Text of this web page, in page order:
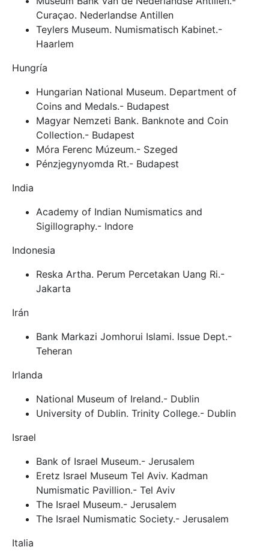
Curaçao. Nederlandse Antillen
Teylers Museum. Numismatisch Kabinet.-
Haarlem
Hungría
Hungarian National Museum. Department of
Coins and Medals.- Budapest
Magyar Nemzeti Bank. Banknote and Coin
Collection.- Budapest
Móra Ferenc Múzeum.- Szeged
Pénzjegynyomda Rt.- Budapest
India
Academy of Indian Numismatics and
Sigillography.- Indore
Indonesia
Reska Artha. Perum Percetakan Uang Ri.-
Jakarta
Irán
Bank Markazi Jomhorui Islami. Issue Dept.-
Teheran
Irlanda
National Museum of Ireland.- Dublin
University of Dublin. Trinity College.- Dublin
Israel
Bank of Israel Museum.- Jerusalem
Eretz Israel Museum Tel Aviv. Kadman
Numismatic Pavillion.- Tel Aviv
The Israel Museum.- Jerusalem
The Israel Numismatic Society.- Jerusalem
Italia